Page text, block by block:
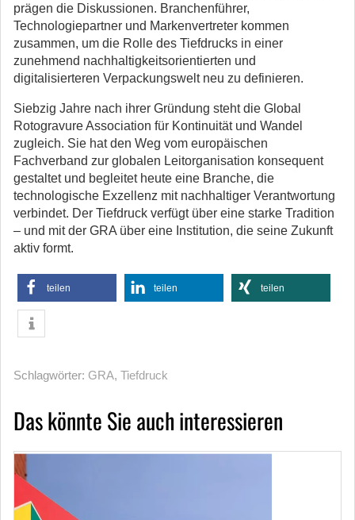
prägen die Diskussionen. Branchenführer,
Technologiepartner und Markenvertreter kommen
zusammen, um die Rolle des Tiefdrucks in einer
zunehmend nachhaltigkeitsorientierten und
digitalisierteren Verpackungswelt neu zu definieren.
Siebzig Jahre nach ihrer Gründung steht die Global
Rotogravure Association für Kontinuität und Wandel
zugleich. Sie hat den Weg vom europäischen
Fachverband zur globalen Leitorganisation konsequent
gestaltet und begleitet heute eine Branche, die
technologische Exzellenz mit nachhaltiger Verantwortung
verbindet. Der Tiefdruck verfügt über eine starke Tradition
– und mit der GRA über eine Institution, die seine Zukunft
aktiv formt.
teilen teilen teilen
Schlagwörter: GRA, Tiefdruck
Das könnte Sie auch interessieren